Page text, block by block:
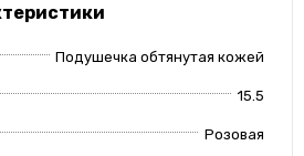
Подушечка обтянутая кожей
15.5
Розовая